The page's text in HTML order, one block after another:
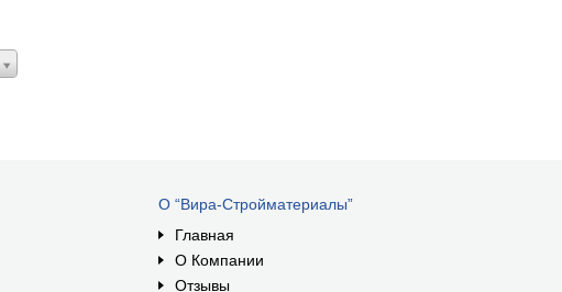
О “Вира-Стройматериалы”
Главная
О Компании
Отзывы